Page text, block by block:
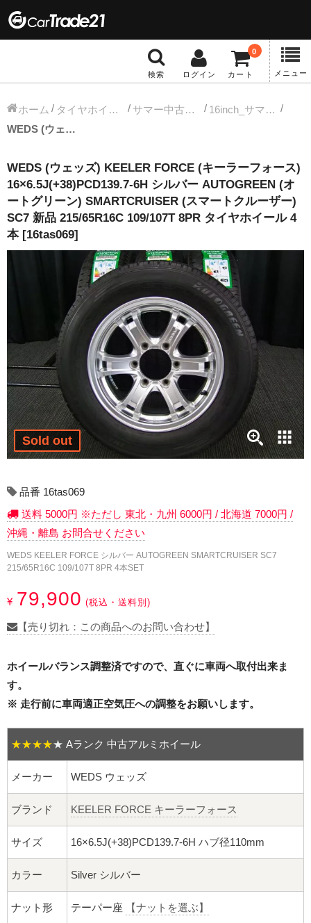
検索 ログイン カート
0
メニュー
冬タイヤホイール
13インチ：冬タイヤホイール
14インチ：冬タイヤホイール
15インチ：冬タイヤホイール
16インチ：冬タイヤホイール
17インチ：冬タイヤホイール
18インチ：冬タイヤホイール
19インチ：冬タイヤホイール
20インチ：冬タイヤホイール
夏タイヤホイール
12インチ：夏タイヤホイール
13インチ：夏タイヤホイール
14インチ：夏タイヤホイール
15インチ：夏タイヤホイール
16インチ：夏タイヤホイール
17インチ：夏タイヤホイール
19インチ：夏タイヤホイール
20インチ：夏タイヤホイール
ホイールナット
ショート平面ナット
ホーム タイヤホイールセット サマー中古タイヤホイール
16inch_サマー中古タイヤホイール
WEDS (ウェッズ) KEELER FORCE (キーラーフォース) 16×6.5J(+38)PCD139.7-6H シルバー AUTOGREEN (オートグリーン) SMARTCRUISER (スマートクルーザー) SC7 新品 215/65R16C 109/107T 8PR タイヤホイール 4本 [16tas069]
WEDS (ウェッズ) KEELER FORCE (キーラーフォース)
16×6.5J(+38)PCD139.7-6H シルバー AUTOGREEN (オ
ートグリーン) SMARTCRUISER (スマートクルーザー)
SC7 新品 215/65R16C 109/107T 8PR タイヤホイール 4
本 [16tas069]
Sold out
品番 16tas069
送料 5000円 ※ただし 東北・九州 6000円 / 北海道 7000円 /
沖縄・離島 お問合せください
WEDS KEELER FORCE シルバー AUTOGREEN SMARTCRUISER SC7
215/65R16C 109/107T 8PR 4本SET
¥ 79,900 (税込・送料別)
【売り切れ：この商品へのお問い合わせ】
ホイールバランス調整済ですので、直ぐに車両へ取付出来ま
す。
※ 走行前に車両適正空気圧への調整をお願いします。
★★★★★ Aランク 中古アルミホイール
メーカー WEDS ウェッズ
ブランド KEELER FORCE キーラーフォース
サイズ 16×6.5J(+38)PCD139.7-6H ハブ径110mm
カラー Silver シルバー
ナット形 テーパー座 【ナットを選ぶ】